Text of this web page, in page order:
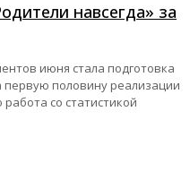
навсегда» за
июня стала подготовка
первую половину реализации
со статистикой